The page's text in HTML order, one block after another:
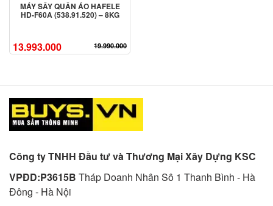
MÁY SẤY QUẦN ÁO HAFELE
HD-F60A (538.91.520) – 8KG
13.993.000 19.990.000
Công ty TNHH Đầu tư và Thương Mại Xây Dựng KSC
VPĐD:P3615B Tháp Doanh Nhân Sô 1 Thanh Bình - Hà
Đông - Hà Nội